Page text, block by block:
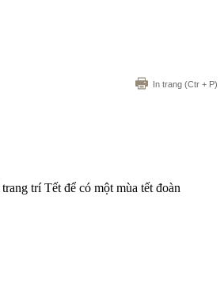
In trang (Ctr + P)
trang trí Tết để có một mùa tết đoàn